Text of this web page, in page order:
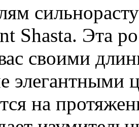
Shasta. Эта
своими
элегантными
на